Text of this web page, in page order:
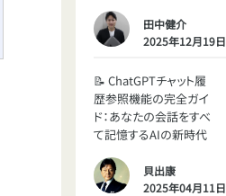
田中健介
2025年12月19日
📝 ChatGPTチャット履
歴参照機能の完全ガイ
ド：あなたの会話をすべ
て記憶するAIの新時代
貝出康
2025年04月11日